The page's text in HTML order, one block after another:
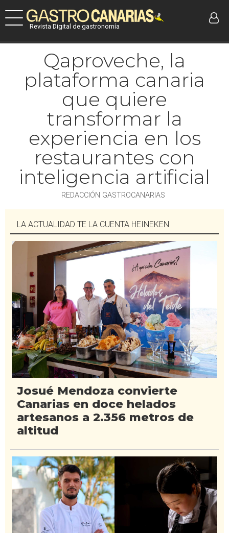
Revista Digital de gastronomía
Qaproveche, la
plataforma canaria
que quiere
transformar la
experiencia en los
restaurantes con
inteligencia artificial
REDACCIÓN GASTROCANARIAS
LA ACTUALIDAD TE LA CUENTA HEINEKEN
Josué Mendoza convierte
Canarias en doce helados
artesanos a 2.356 metros de
altitud